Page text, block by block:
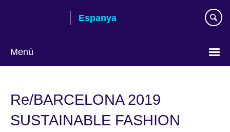
Espanya
Menú
teu
Re/BARCELONA 2019
SUSTAINABLE FASHION